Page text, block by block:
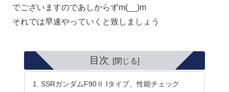
でございますのであしからずm(__)m
それでは早速やっていくと致しましょう
目次
SSRガンダムF90Ⅱ Iタイプ、性能チェック